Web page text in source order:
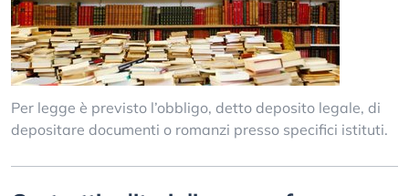
Per legge è previsto l’obbligo, detto deposito legale, di
depositare documenti o romanzi presso specifici istituti.